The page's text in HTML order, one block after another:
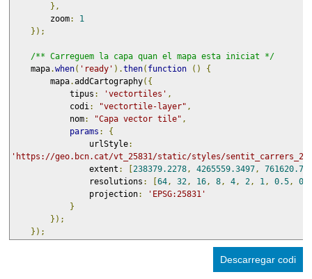
},
        zoom
:
1
});
/** Carreguem la capa quan el mapa esta iniciat */
    mapa
.when( 'ready' ).then( function ()
{
        mapa
.addCartography({
            tipus
: 'vectortiles' ,
            codi
: "vectortile-layer" ,
            nom
: "Capa vector tile" ,
params :
{
                urlStyle
:
'https://geo.bcn.cat/vt_25831/static/styles/
                extent
: [238379.2278 , 4265559.3497 ,
                resolutions
: [64 , 32 , 16 , 8 , 4 , 2 , 1 , 0.5 ,
                projection
:
'EPSG:25831'
}
});
});
Descarregar codi